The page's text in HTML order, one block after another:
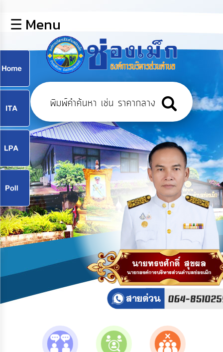
หลัก
ข้อมูล
พื้น
ฐาน
บุคลากร
แผน
ยุทธศาสตร์
ข่าวสาร
กิจการ
สภา
บริการ
ข้อมูล
เปิด
ข้อมูล
สาธารณะ
☰ Menu